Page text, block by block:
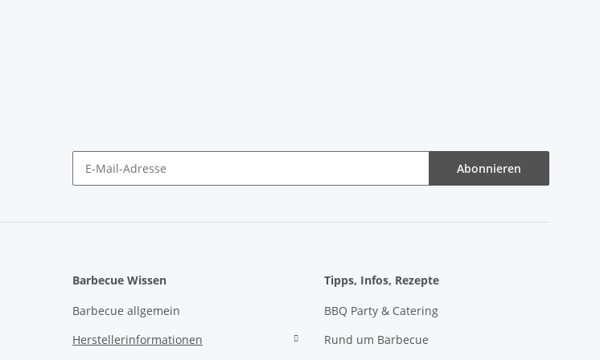
Abonnieren
Barbecue Wissen
Barbecue allgemein
Herstellerinformationen
Tipps, Infos, Rezepte
BBQ Party & Catering
Rund um Barbecue